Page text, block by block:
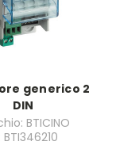
generico 2
DIN
BTICINO
BTI346210